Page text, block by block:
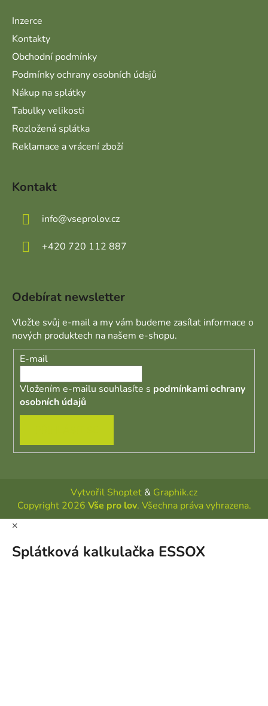
Inzerce
Kontakty
Obchodní podmínky
Podmínky ochrany osobních údajů
Nákup na splátky
Tabulky velikosti
Rozložená splátka
Reklamace a vrácení zboží
Kontakt
info@vseprolov.cz
+420 720 112 887
Odebírat newsletter
Vložte svůj e-mail a my vám budeme zasílat informace o
nových produktech na našem e-shopu.
E-mail
Vložením e-mailu souhlasíte s podmínkami ochrany
osobních údajů
Vytvořil Shoptet & Graphik.cz
Copyright 2026 Vše pro lov. Všechna práva vyhrazena.
×
Splátková kalkulačka ESSOX